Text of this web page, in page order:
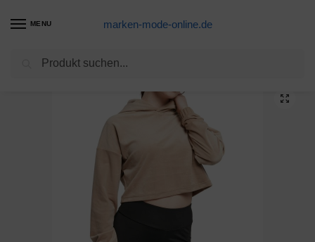
MENU marken-mode-online.de
FRAUEN / Sweatshirts